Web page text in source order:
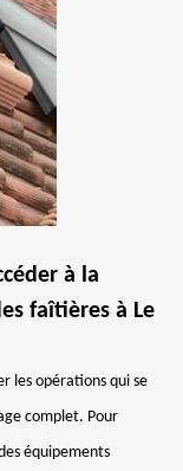
à la
faîtières à Le
les opérations qui se
complet. Pour
équipements